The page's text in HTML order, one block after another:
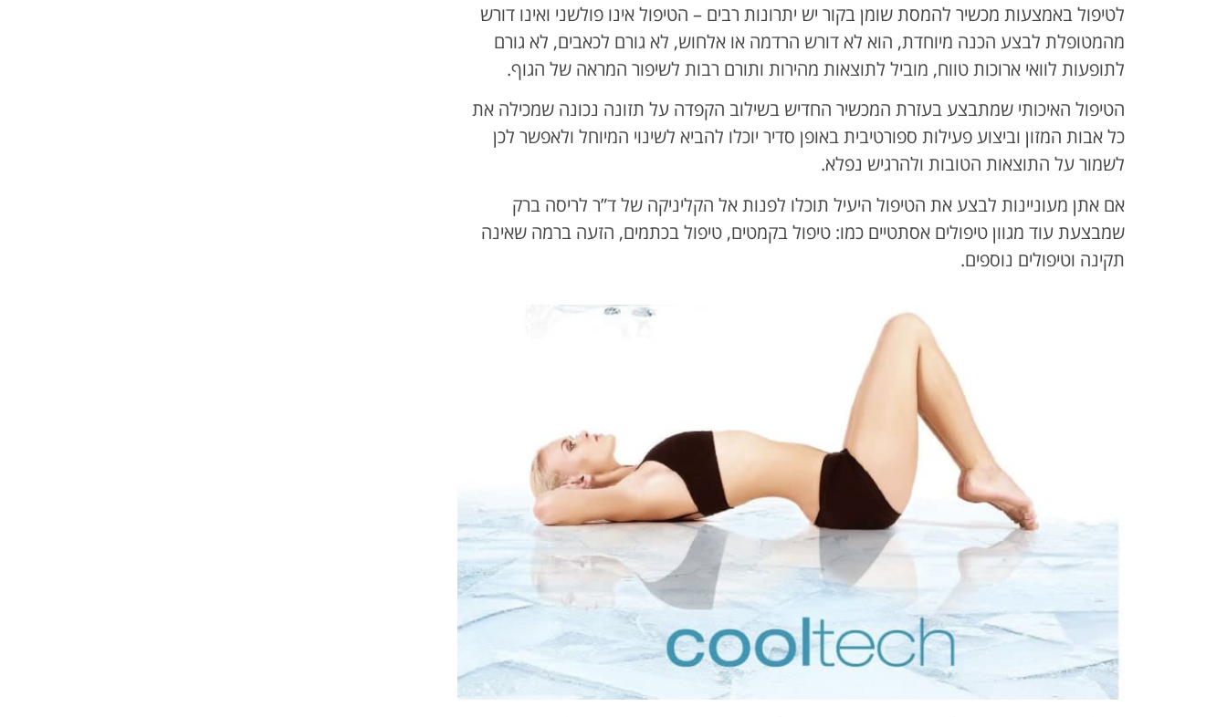
לטיפול באמצעות מכשיר להמסת שומן בקור יש יתרונות רבים – הטיפול אינו פולשני ואינו דורש
מהמטופלת לבצע הכנה מיוחדת, הוא לא דורש הרדמה או אלחוש, לא גורם לכאבים, לא גורם
לתופעות לוואי ארוכות טווח, מוביל לתוצאות מהירות ותורם רבות לשיפור המראה של הגוף.
הטיפול האיכותי שמתבצע בעזרת המכשיר החדיש בשילוב הקפדה על תזונה נכונה שמכילה את
כל אבות המזון וביצוע פעילות ספורטיבית באופן סדיר יוכלו להביא לשינוי המיוחל ולאפשר לכן
לשמור על התוצאות הטובות ולהרגיש נפלא.
אם אתן מעוניינות לבצע את הטיפול היעיל תוכלו לפנות אל הקליניקה של ד”ר לריסה ברק
שמבצעת עוד מגוון טיפולים אסתטיים כמו: טיפול בקמטים, טיפול בכתמים, הזעה ברמה שאינה
תקינה וטיפולים נוספים.